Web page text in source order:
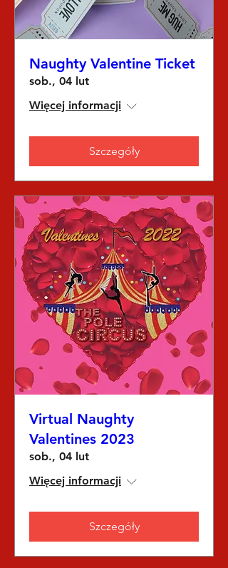
Naughty Valentine Ticket
sob., 04 lut
Więcej informacji
Szczegóły
Virtual Naughty
Valentines 2023
sob., 04 lut
Więcej informacji
Szczegóły